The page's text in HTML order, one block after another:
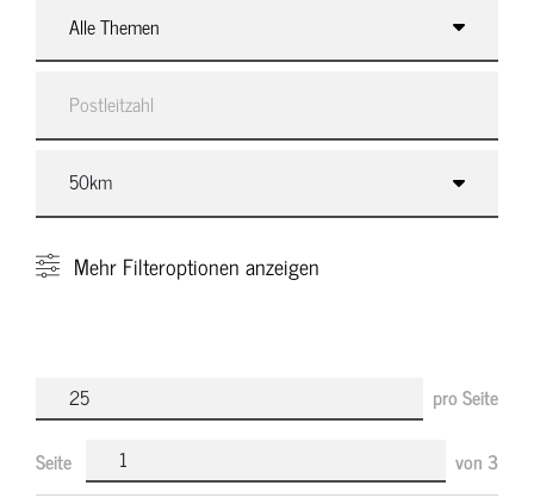
Alle Themen
Mehr Filteroptionen anzeigen
pro Seite
Seite von 3